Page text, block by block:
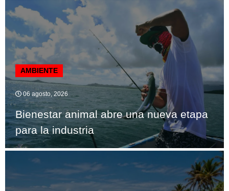
AMBIENTE
06 agosto, 2026
Bienestar animal abre una nueva etapa
para la industria